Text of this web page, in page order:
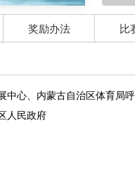
奖励办法 比
中心、内蒙古自治区体育局
人民政府